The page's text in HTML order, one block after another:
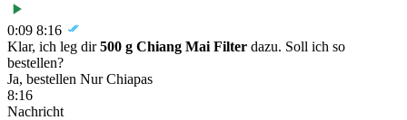
0:09 8:16
Klar, ich leg dir500 g Chiang Mai Filter dazu. Soll ich so
bestellen?
Ja, bestellen Nur Chiapas
8:16
Nachricht